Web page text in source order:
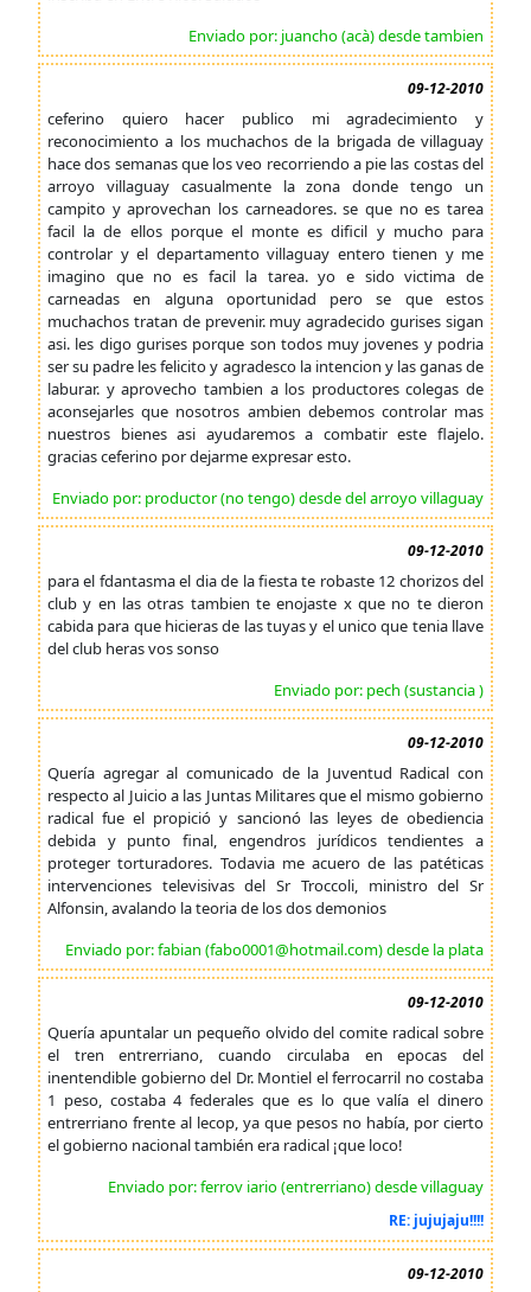
Enviado por: juancho (acà) desde tambien
09-12-2010
ceferino quiero hacer publico mi agradecimiento y
reconocimiento a los muchachos de la brigada de villaguay
hace dos semanas que los veo recorriendo a pie las costas del
arroyo villaguay casualmente la zona donde tengo un
campito y aprovechan los carneadores. se que no es tarea
facil la de ellos porque el monte es dificil y mucho para
controlar y el departamento villaguay entero tienen y me
imagino que no es facil la tarea. yo e sido victima de
carneadas en alguna oportunidad pero se que estos
muchachos tratan de prevenir. muy agradecido gurises sigan
asi. les digo gurises porque son todos muy jovenes y podria
ser su padre les felicito y agradesco la intencion y las ganas de
laburar. y aprovecho tambien a los productores colegas de
aconsejarles que nosotros ambien debemos controlar mas
nuestros bienes asi ayudaremos a combatir este flajelo.
gracias ceferino por dejarme expresar esto.
Enviado por: productor (no tengo) desde del arroyo villaguay
09-12-2010
para el fdantasma el dia de la fiesta te robaste 12 chorizos del
club y en las otras tambien te enojaste x que no te dieron
cabida para que hicieras de las tuyas y el unico que tenia llave
del club heras vos sonso
Enviado por: pech (sustancia )
09-12-2010
Quería agregar al comunicado de la Juventud Radical con
respecto al Juicio a las Juntas Militares que el mismo gobierno
radical fue el propició y sancionó las leyes de obediencia
debida y punto final, engendros jurídicos tendientes a
proteger torturadores. Todavia me acuero de las patéticas
intervenciones televisivas del Sr Troccoli, ministro del Sr
Alfonsin, avalando la teoria de los dos demonios
Enviado por: fabian (fabo0001@hotmail.com) desde la plata
09-12-2010
Quería apuntalar un pequeño olvido del comite radical sobre
el tren entrerriano, cuando circulaba en epocas del
inentendible gobierno del Dr. Montiel el ferrocarril no costaba
1 peso, costaba 4 federales que es lo que valía el dinero
entrerriano frente al lecop, ya que pesos no había, por cierto
el gobierno nacional también era radical ¡que loco!
Enviado por: ferrov iario (entrerriano) desde villaguay
RE: jujujaju!!!!
09-12-2010